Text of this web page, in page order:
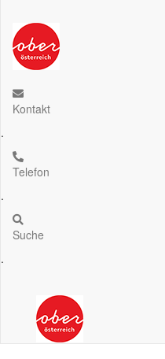
Kontakt
.
Telefon
.
Suche
.